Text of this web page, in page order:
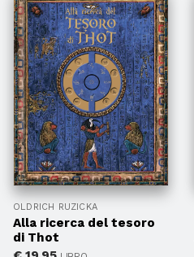
OLDRICH RUZICKA
Alla ricerca del tesoro
di Thot